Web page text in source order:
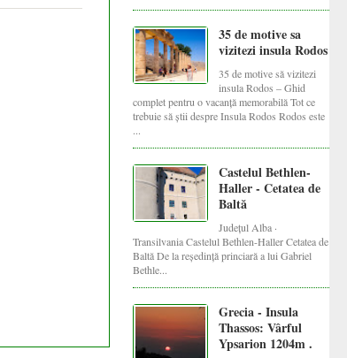
35 de motive sa
vizitezi insula Rodos
35 de motive să vizitezi
insula Rodos – Ghid
complet pentru o vacanță memorabilă Tot ce
trebuie să știi despre Insula Rodos Rodos este
...
Castelul Bethlen-
Haller - Cetatea de
Baltă
Județul Alba ·
Transilvania Castelul Bethlen-Haller Cetatea de
Baltă De la reședință princiară a lui Gabriel
Bethle...
Grecia - Insula
Thassos: Vârful
Ypsarion 1204m .